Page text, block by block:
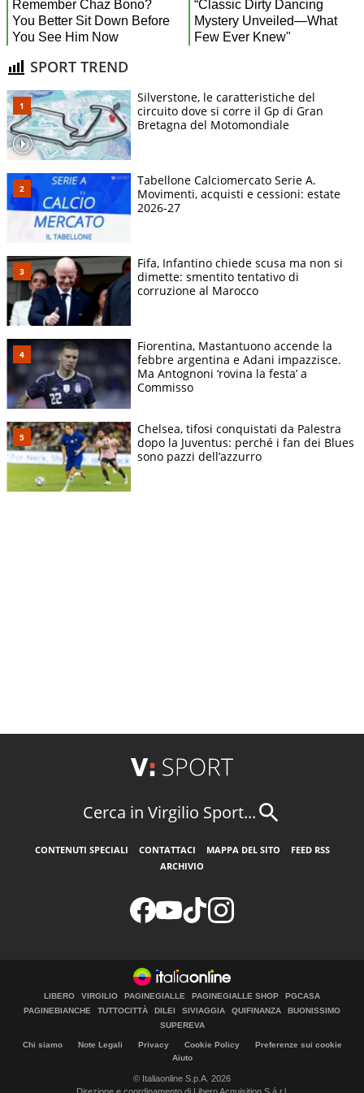
SPORT TREND
Silverstone, le caratteristiche del
circuito dove si corre il Gp di Gran
Bretagna del Motomondiale
Tabellone Calciomercato Serie A.
Movimenti, acquisti e cessioni: estate
2026-27
Fifa, Infantino chiede scusa ma non si
dimette: smentito tentativo di
corruzione al Marocco
Fiorentina, Mastantuono accende la
febbre argentina e Adani impazzisce.
Ma Antognoni ‘rovina la festa’ a
Commisso
Chelsea, tifosi conquistati da Palestra
dopo la Juventus: perché i fan dei Blues
sono pazzi dell’azzurro
Cerca in Virgilio Sport...
CONTENUTI SPECIALI CONTATTACI MAPPA DEL SITO
FEED RSS
ARCHIVIO
LIBERO VIRGILIO PAGINEGIALLE PAGINEGIALLE SHOP
PGCASA
PAGINEBIANCHE
TUTTOCITTÀ DILEI SIVIAGGIA QUIFINANZA
BUONISSIMO
SUPEREVA
Chi siamo Note Legali Privacy Cookie Policy
Preferenze sui cookie
Aiuto
© Italiaonline S.p.A. 2026